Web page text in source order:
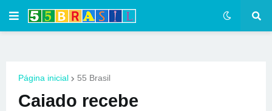
Página inicial 55 Brasil
Caiado recebe